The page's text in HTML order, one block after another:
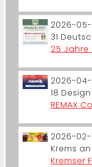
2026-
31
25 Jahre
2026-
18
REMAX
2026-02-
Krems
Kremser